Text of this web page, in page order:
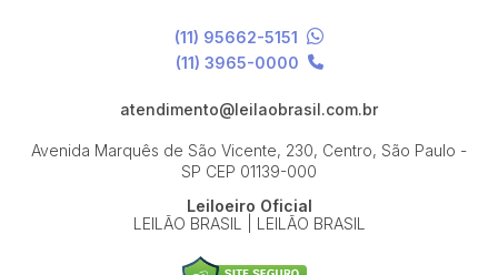
(11) 95662-5151
(11) 3965-0000
atendimento@leilaobrasil.com.br
Avenida Marquês de São Vicente, 230, Centro, São Paulo -
SP CEP 01139-000
Leiloeiro Oficial
LEILÃO BRASIL | LEILÃO BRASIL